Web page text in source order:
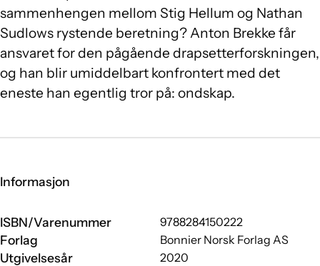
sammenhengen mellom Stig Hellum og Nathan
Sudlows rystende beretning? Anton Brekke får
ansvaret for den pågående drapsetterforskningen,
og han blir umiddelbart konfrontert med det
eneste han egentlig tror på: ondskap.
Informasjon
ISBN/Varenummer 9788284150222
Forlag Bonnier Norsk Forlag AS
Utgivelsesår 2020